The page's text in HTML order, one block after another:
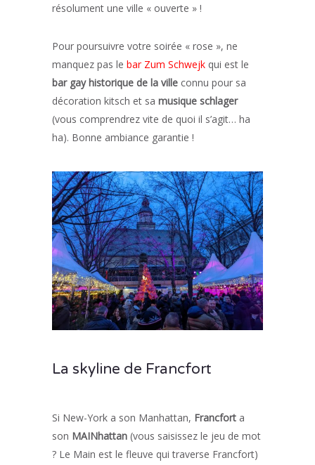
résolument une ville « ouverte » !
Pour poursuivre votre soirée « rose », ne
manquez pas le bar Zum Schwejk qui est le
bar gay historique de la ville connu pour sa
décoration kitsch et sa musique schlager
(vous comprendrez vite de quoi il s’agit… ha
ha). Bonne ambiance garantie !
La skyline de Francfort
Si New-York a son Manhattan, Francfort a
son MAINhattan (vous saisissez le jeu de mot
? Le Main est le fleuve qui traverse Francfort)